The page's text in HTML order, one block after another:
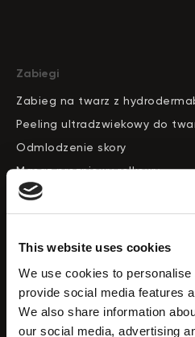
This website uses cookies
We use cookies to
provide social media features
We also share information
our social media, advertising
Zabiegi
Zabieg na twarz z
Peeling ultradzwiekowy do
Odmlodzenie skory
Masaz prozniowy rolkowy
Konturowanie twarzy
Redukcja cellulitu
Zabieg drenazu limfatycznego
Aparaty
Katalog